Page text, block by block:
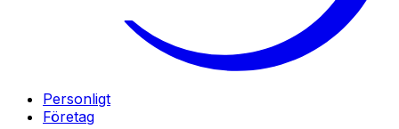
Personligt
Företag